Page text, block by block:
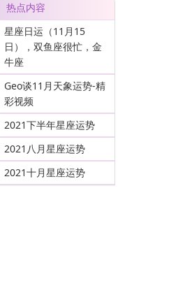
热点内容
星座日运（11月15
日），双鱼座很忙，金
牛座
Geo谈11月天象运势-精
彩视频
2021下半年星座运势
2021八月星座运势
2021十月星座运势